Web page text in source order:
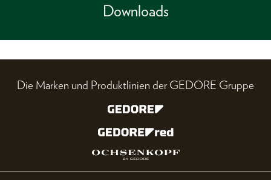
Downloads
Die Marken und Produktlinien der GEDORE Gruppe